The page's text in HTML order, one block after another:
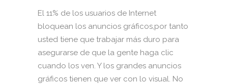
El 11% de los usuarios de Internet
bloquean los anuncios gráficos,por tanto
usted tiene que trabajar más duro para
asegurarse de que la gente haga clic
cuando los ven. Y los grandes anuncios
gráficos tienen que ver con lo visual. No